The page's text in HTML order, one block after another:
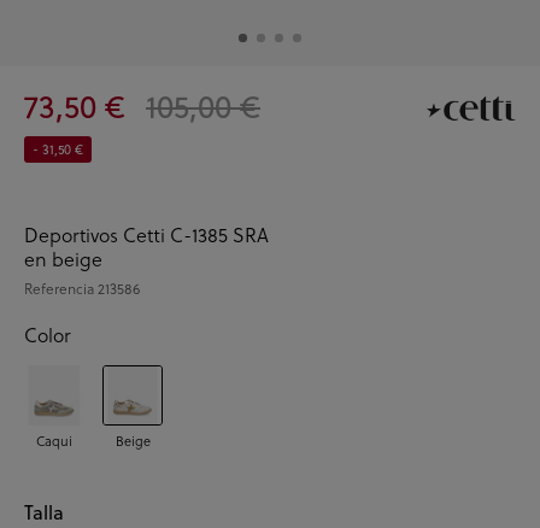
73,50 € 105,00 €
- 31,50 €
Deportivos Cetti C-1385 SRA
en beige
Referencia213586
Color
Caqui Beige
Talla